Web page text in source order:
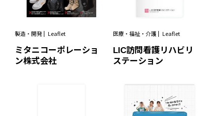
製造・開発 Leaflet
ミタニコーポレーショ
ン株式会社
医療・福祉・介護 Leaflet
LIC訪問看護リハビリ
ステーション